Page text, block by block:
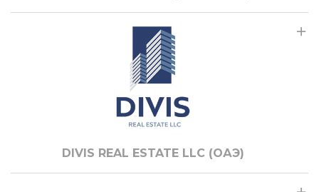
DIVIS REAL ESTATE LLC (ОАЭ)